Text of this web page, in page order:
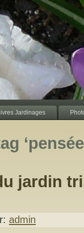
Jardinages
jardin
admin